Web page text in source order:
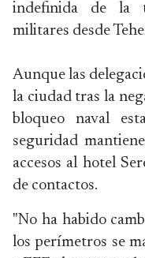
indefinida de la
militares desde
Aunque las
la ciudad tras la
bloqueo naval
seguridad
accesos al hotel
de contactos.
"No ha habido
los perímetros se